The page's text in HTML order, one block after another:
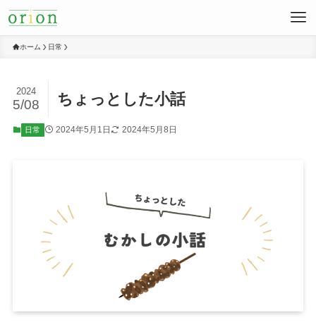
ホーム 日常
ちょっとした小話
2024
5/08
日常 2024年5月1日 2024年5月8日